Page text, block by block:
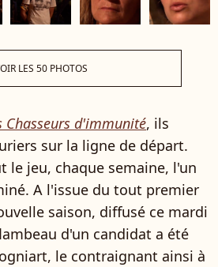
LES 50 PHOTOS
Chasseurs d'immunité, ils
sur la ligne de départ.
le jeu, chaque semaine, l'un
A l'issue du tout premier
saison, diffusé ce mardi
d'un candidat a été
le contraignant ainsi à